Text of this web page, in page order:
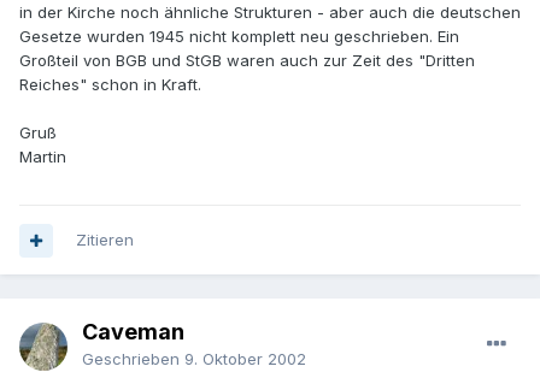
in der Kirche noch ähnliche Strukturen - aber auch die deutschen
Gesetze wurden 1945 nicht komplett neu geschrieben. Ein
Großteil von BGB und StGB waren auch zur Zeit des "Dritten
Reiches" schon in Kraft.
Gruß
Martin
Zitieren
Caveman
Geschrieben 9. Oktober 2002